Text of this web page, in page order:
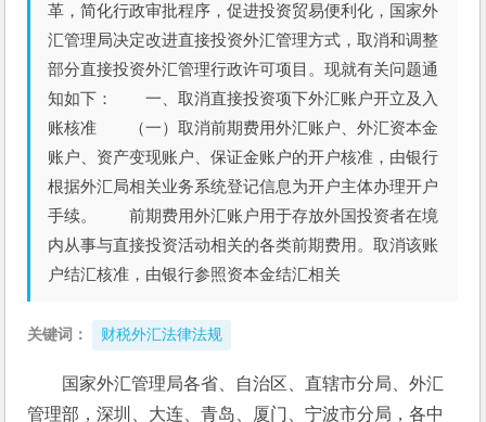
革，简化行政审批程序，促进投资贸易便利化，国家外
汇管理局决定改进直接投资外汇管理方式，取消和调整
部分直接投资外汇管理行政许可项目。现就有关问题通
知如下： 一、取消直接投资项下外汇账户开立及入
账核准 （一）取消前期费用外汇账户、外汇资本金
账户、资产变现账户、保证金账户的开户核准，由银行
根据外汇局相关业务系统登记信息为开户主体办理开户
手续。 前期费用外汇账户用于存放外国投资者在境
内从事与直接投资活动相关的各类前期费用。取消该账
户结汇核准，由银行参照资本金结汇相关
关键词： 财税外汇法律法规
国家外汇管理局各省、自治区、直辖市分局、外汇
管理部，深圳、大连、青岛、厦门、宁波市分局，各中